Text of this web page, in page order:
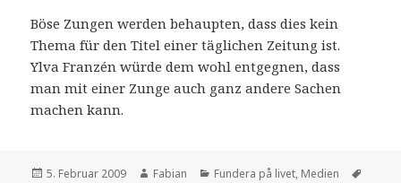
Böse Zungen werden behaupten, dass dies kein
Thema für den Titel einer täglichen Zeitung ist.
Ylva Franzén würde dem wohl entgegnen, dass
man mit einer Zunge auch ganz andere Sachen
machen kann.
Veröffentlicht
5. Februar 2009 Autor
Fabian Kategorien
Fundera på livet, Medien